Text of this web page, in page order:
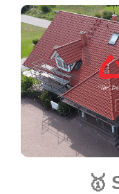
🥇